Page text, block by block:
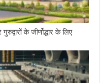
के जीर्णोद्धार के लिए